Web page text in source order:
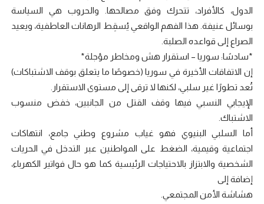
الدول، كالأفراد، تتحرك وفق مصالحها. والحروب هي السياسة
بوسائل عنيفة. هذا الفهم الواقعي يُسقِط الرهانات العاطفية، ويعيد
الصراع إلى قواعده الصلبة.
*سادسًا: سوريا – استقرار هش ومخاطر مؤجلة*
إن الاتفاقات الأخيرة في سوريا (خصوصًا ما يتعلق بوقف الاشتباكات)
تُعد تطورًا غير سلبي، لكنها لا ترقى إلى مستوى الاستقرار.
الإيجابي النسبي فيها وقف القتل من الجانبين، خفض منسوب
الاشتباك.
أما السلبي البنيوي فهو غياب مشروع وطني جامع، انتهاكات
اجتماعية وقيمية، الضغط على المواطنين عبر التدخل في الحريات
الشخصية والابتزاز بالاحتياجات الرئيسية كما هو حال فواتير الكهرباء،
إضافة إلى
هشاشة الأمن المجتمعي.